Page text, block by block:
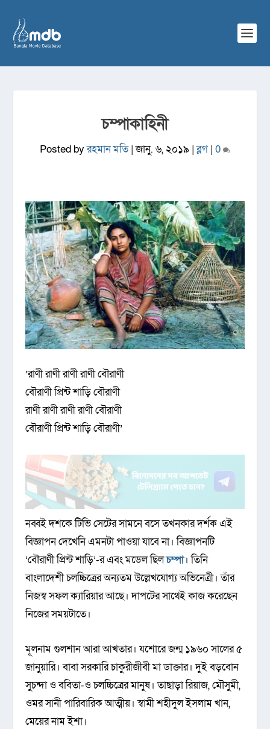
চম্পাকাহিনী
Posted byরহমান মতি|জানু. ৬, ২০১৯ |ব্লগ | 0
‘রাণী রাণী রাণী রাণী বৌরাণী
বৌরাণী প্রিন্ট শাড়ি বৌরাণী
রাণী রাণী রাণী রাণী বৌরাণী
বৌরাণী প্রিন্ট শাড়ি বৌরাণী’
নব্বই দশকে টিভি সেটের সামনে বসে তখনকার দর্শক এই
বিজ্ঞাপন দেখেনি এমনটা পাওয়া যাবে না। বিজ্ঞাপনটি
‘বৌরাণী প্রিন্ট শাড়ি’-র এবং মডেল ছিলচম্পা। তিনি
বাংলাদেশী চলচ্চিত্রের অন্যতম উল্লেখযোগ্য অভিনেত্রী। তাঁর
নিজস্ব সফল ক্যারিয়ার আছে। দাপটের সাথেই কাজ করেছেন
নিজের সময়টাতে।
মূলনাম গুলশান আরা আখতার। যশোরে জন্ম ১৯৬০ সালের ৫
জানুয়ারি। বাবা সরকারি চাকুরীজীবী মা ডাক্তার। দুই বড়বোন
সুচন্দা ও ববিতা-ও চলচ্চিত্রের মানুষ। তাছাড়া রিয়াজ, মৌসুমী,
ওমর সানী পারিবারিক আত্মীয়। স্বামী শহীদুল ইসলাম খান,
মেয়ের নাম ইশা।